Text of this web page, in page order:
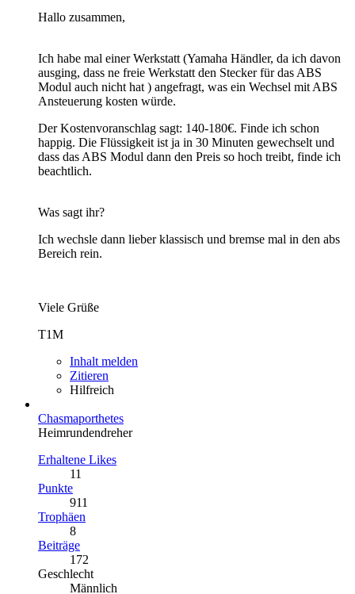
Hallo zusammen,
Ich habe mal einer Werkstatt (Yamaha Händler, da ich davon
ausging, dass ne freie Werkstatt den Stecker für das ABS
Modul auch nicht hat ) angefragt, was ein Wechsel mit ABS
Ansteuerung kosten würde.
Der Kostenvoranschlag sagt: 140-180€. Finde ich schon
happig. Die Flüssigkeit ist ja in 30 Minuten gewechselt und
dass das ABS Modul dann den Preis so hoch treibt, finde ich
beachtlich.
Was sagt ihr?
Ich wechsle dann lieber klassisch und bremse mal in den abs
Bereich rein.
Viele Grüße
T1M
Inhalt melden
Zitieren
Hilfreich
Chasmaporthetes
Heimrundendreher
Erhaltene Likes
11
Punkte
911
Trophäen
8
Beiträge
172
Geschlecht
Männlich